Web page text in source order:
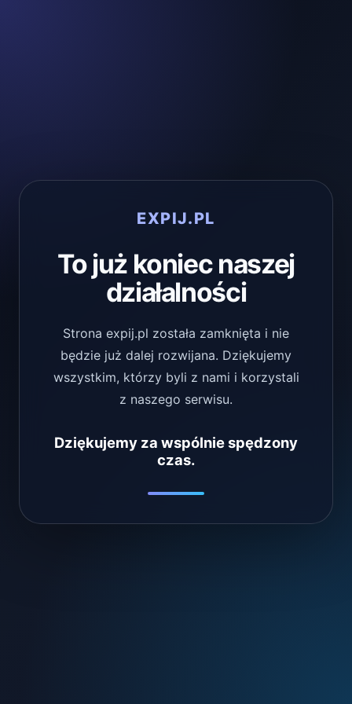
EXPIJ.PL
To już koniec naszej
działalności
Strona expij.pl została zamknięta i nie
będzie już dalej rozwijana. Dziękujemy
wszystkim, którzy byli z nami i korzystali
z naszego serwisu.
Dziękujemy za wspólnie spędzony
czas.